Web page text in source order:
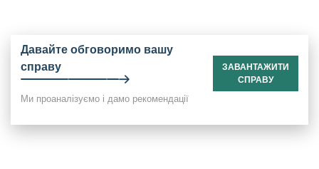
Давайте обговоримо вашу
справу
Ми проаналізуємо і дамо рекомендації
ЗАВАНТАЖИТИ
СПРАВУ